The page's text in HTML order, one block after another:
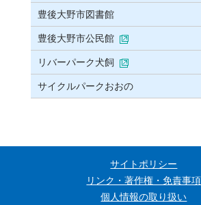
豊後大野市図書館
豊後大野市公民館
リバーパーク犬飼
サイクルパークおおの
サイトポリシー
リンク・著作権・免責事項
個人情報の取り扱い